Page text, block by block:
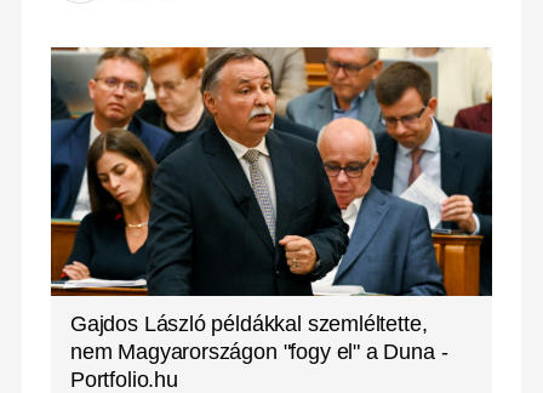
Gajdos László példákkal szemléltette,
nem Magyarországon "fogy el" a Duna -
Portfolio.hu